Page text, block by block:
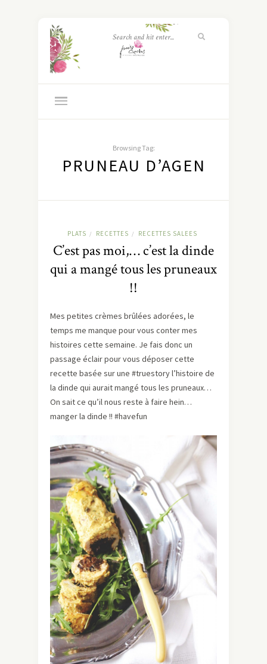
Browsing Tag:
PRUNEAU D’AGEN
PLATS / RECETTES / RECETTES SALEES
C’est pas moi,… c’est la dinde
qui a mangé tous les pruneaux
!!
Mes petites crèmes brûlées adorées, le
temps me manque pour vous conter mes
histoires cette semaine. Je fais donc un
passage éclair pour vous déposer cette
recette basée sur une #truestory l’histoire de
la dinde qui aurait mangé tous les pruneaux…
On sait ce qu’il nous reste à faire hein…
manger la dinde !! #havefun